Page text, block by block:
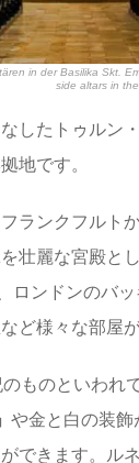
in der Basilika Skt.
side altars in
したトゥルン
地です。
ランクフルト
壮麗な宮殿と
ロンドンのバ
ど様々な部屋
ものといわれ
や金と白の装飾
できます。ル